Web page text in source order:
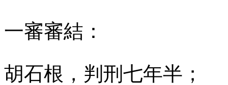
一審審結：
胡石根，判刑七年半；